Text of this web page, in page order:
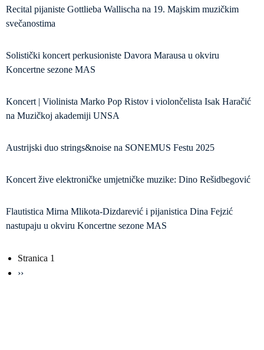
Recital pijaniste Gottlieba Wallischa na 19. Majskim muzičkim
svečanostima
Solistički koncert perkusioniste Davora Marausa u okviru
Koncertne sezone MAS
Koncert | Violinista Marko Pop Ristov i violončelista Isak Haračić
na Muzičkoj akademiji UNSA
Austrijski duo strings&noise na SONEMUS Festu 2025
Koncert žive elektroničke umjetničke muzike: Dino Rešidbegović
Flautistica Mirna Mlikota-Dizdarević i pijanistica Dina Fejzić
nastupaju u okviru Koncertne sezone MAS
Obilježavanje
strana
Stranica 1
Sljedeća
››